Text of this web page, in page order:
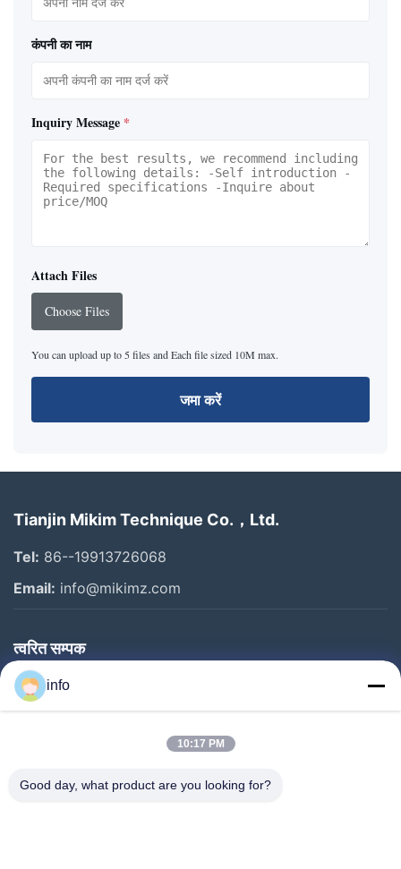
कंपनी का नाम
Inquiry Message *
Attach Files
Choose Files
You can upload up to 5 files and Each file sized 10M max.
जमा करें
Tianjin Mikim Technique Co.，Ltd.
Tel: 86--19913726068
Email: info@mikimz.com
त्वरित सम्पक
घर
उत्पादों
हमारे बारे में
info
10:17 PM
Good day, what product are you looking for?